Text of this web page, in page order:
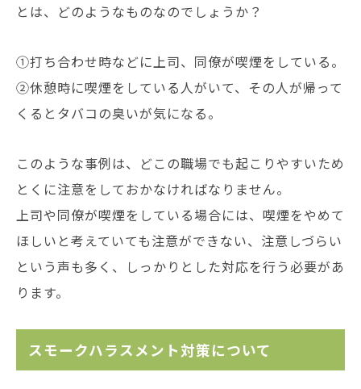
とは、どのようなものなのでしょうか？
①打ち合わせ時などに上司、同僚が喫煙をしている。
②休憩時に喫煙をしている人がいて、その人が帰って
くるとタバコの臭いが気になる。
このような事例は、どこの職場でも起こりやすいため
とくに注意をしておかなければなりません。
上司や同僚が喫煙をしている場合には、喫煙をやめて
ほしいと考えていても注意ができない、注意しづらい
という声も多く、しっかりとした対応を行う必要があ
ります。
スモークハラスメント対策について